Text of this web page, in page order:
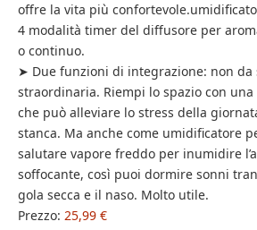
offre la vita più
4 modalità timer del diffusore per
o continuo.
➤ Due funzioni di integrazione: non da
straordinaria. Riempi lo spazio con
che può alleviare lo stress della
stanca. Ma anche come umidificatore
salutare vapore freddo per inumidire
soffocante, così puoi dormire sonni
gola secca e il naso. Molto utile.
Prezzo: 25,99 €